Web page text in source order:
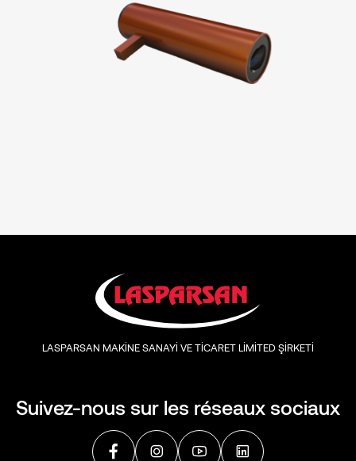
Suivez-nous sur les réseaux sociaux
LASPARSAN MAKİNE SANAYİ VE TİCARET LİMİTED ŞİRKETİ